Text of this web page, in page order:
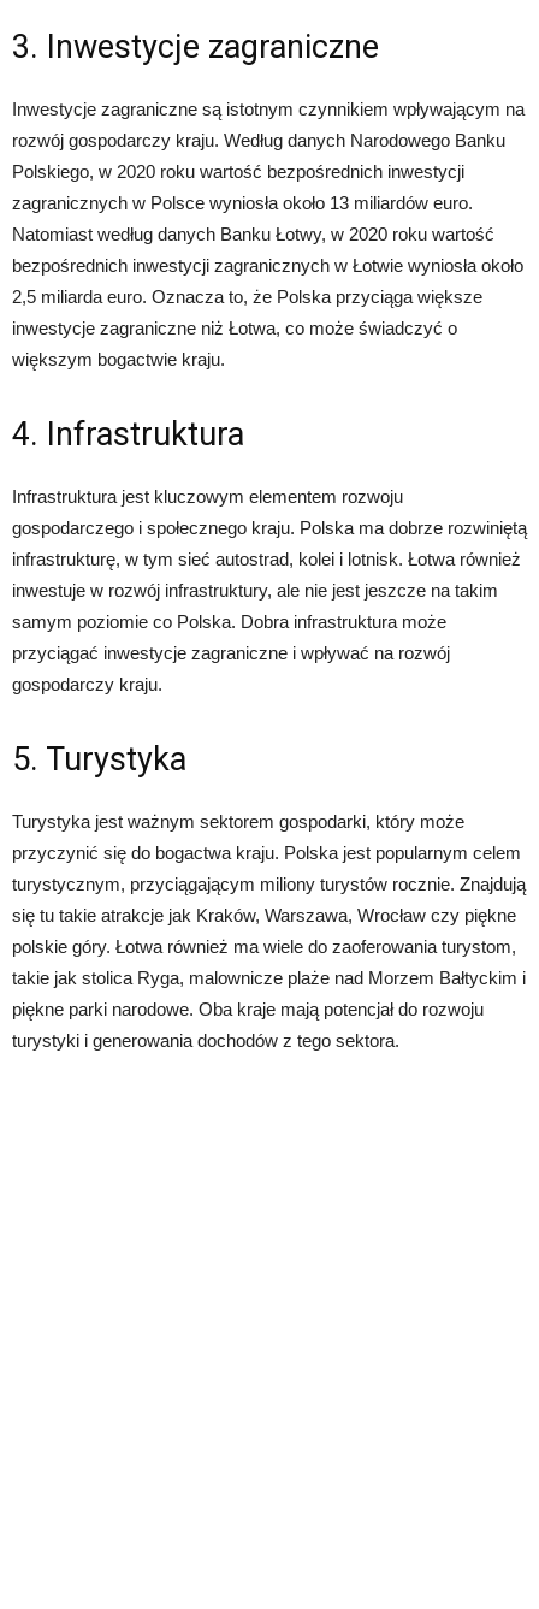
3. Inwestycje zagraniczne
Inwestycje zagraniczne są istotnym czynnikiem wpływającym na
rozwój gospodarczy kraju. Według danych Narodowego Banku
Polskiego, w 2020 roku wartość bezpośrednich inwestycji
zagranicznych w Polsce wyniosła około 13 miliardów euro.
Natomiast według danych Banku Łotwy, w 2020 roku wartość
bezpośrednich inwestycji zagranicznych w Łotwie wyniosła około
2,5 miliarda euro. Oznacza to, że Polska przyciąga większe
inwestycje zagraniczne niż Łotwa, co może świadczyć o
większym bogactwie kraju.
4. Infrastruktura
Infrastruktura jest kluczowym elementem rozwoju
gospodarczego i społecznego kraju. Polska ma dobrze rozwiniętą
infrastrukturę, w tym sieć autostrad, kolei i lotnisk. Łotwa również
inwestuje w rozwój infrastruktury, ale nie jest jeszcze na takim
samym poziomie co Polska. Dobra infrastruktura może
przyciągać inwestycje zagraniczne i wpływać na rozwój
gospodarczy kraju.
5. Turystyka
Turystyka jest ważnym sektorem gospodarki, który może
przyczynić się do bogactwa kraju. Polska jest popularnym celem
turystycznym, przyciągającym miliony turystów rocznie. Znajdują
się tu takie atrakcje jak Kraków, Warszawa, Wrocław czy piękne
polskie góry. Łotwa również ma wiele do zaoferowania turystom,
takie jak stolica Ryga, malownicze plaże nad Morzem Bałtyckim i
piękne parki narodowe. Oba kraje mają potencjał do rozwoju
turystyki i generowania dochodów z tego sektora.